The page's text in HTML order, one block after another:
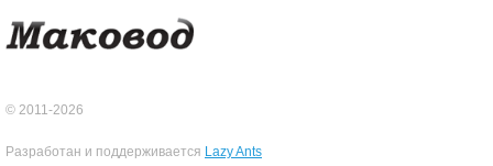
© 2011-2026
Разработан и поддерживается Lazy Ants